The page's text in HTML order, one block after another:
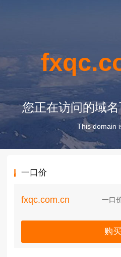
您正在访问的域名
This domain
一口价
fxqc.com.cn 一口
购买